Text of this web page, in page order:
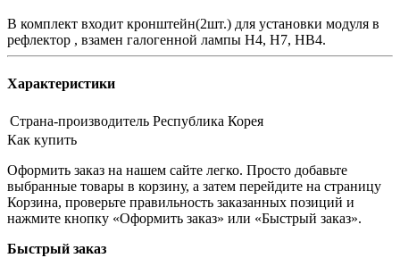
В комплект входит кронштейн(2шт.) для установки модуля в
рефлектор , взамен галогенной лампы H4, H7, HB4.
Характеристики
Страна-производитель Республика Корея
Как купить
Оформить заказ на нашем сайте легко. Просто добавьте
выбранные товары в корзину, а затем перейдите на страницу
Корзина, проверьте правильность заказанных позиций и
нажмите кнопку «Оформить заказ» или «Быстрый заказ».
Быстрый заказ